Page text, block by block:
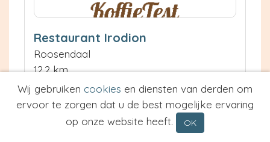
Restaurant Irodion
Roosendaal
12.2 km
Neem contact op
Meer informatie
Wij gebruiken cookies en diensten van derden om
ervoor te zorgen dat u de best mogelijke ervaring
op onze website heeft.
OK